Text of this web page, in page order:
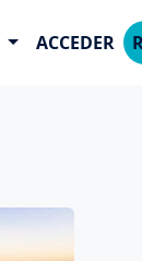
ACCEDER